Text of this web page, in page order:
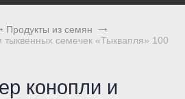
Продукты из семян
тыквенных семечек «Тыквапля» 100
конопли и